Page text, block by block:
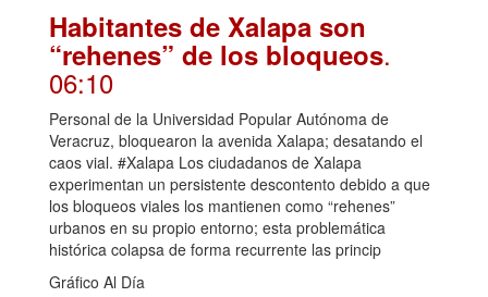
Habitantes de Xalapa son
“rehenes” de los bloqueos.
06:10
Personal de la Universidad Popular Autónoma de
Veracruz, bloquearon la avenida Xalapa; desatando el
caos vial. #Xalapa Los ciudadanos de Xalapa
experimentan un persistente descontento debido a que
los bloqueos viales los mantienen como “rehenes”
urbanos en su propio entorno; esta problemática
histórica colapsa de forma recurrente las princip
Gráfico Al Día